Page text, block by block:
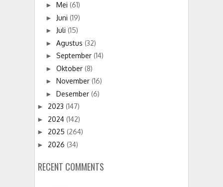
► Mei (61)
► Juni (19)
► Juli (15)
► Agustus (32)
► September (14)
► Oktober (8)
► November (16)
► Desember (6)
► 2023 (147)
► 2024 (142)
► 2025 (264)
► 2026 (34)
RECENT COMMENTS